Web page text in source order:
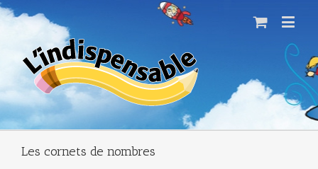
Les cornets de nombres